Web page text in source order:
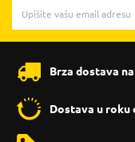
Brza dostava
Dostava u roku